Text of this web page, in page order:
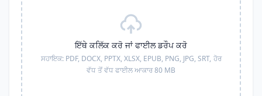
ਇੱਥੇ ਕਲਿੱਕ ਕਰੋ ਜਾਂ ਫਾਈਲ ਡਰੌਪ ਕਰੋ
ਸਹਾਇਕ: PDF, DOCX, PPTX, XLSX, EPUB, PNG, JPG, SRT, ਹੋਰ
ਵੱਧ ਤੋਂ ਵੱਧ ਫਾਈਲ ਆਕਾਰ 80 MB